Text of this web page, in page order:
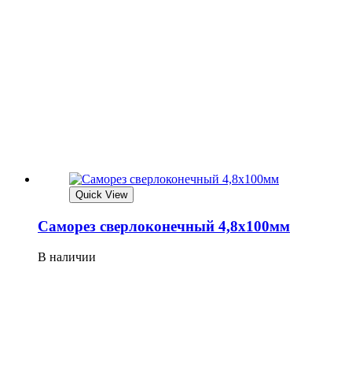
Quick View
Саморез сверлоконечный 4,8х100мм
В наличии